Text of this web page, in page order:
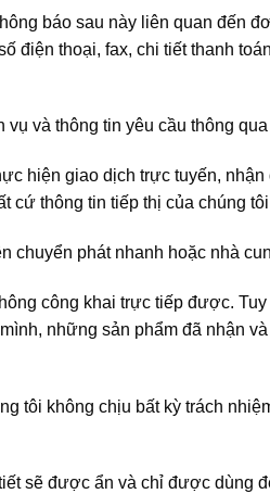
báo sau này liên quan đến
điện thoại, fax, chi tiết thanh
và thông tin yêu cầu thông
hiện giao dịch trực tuyến,
cứ thông tin tiếp thị của chúng
chuyển phát nhanh hoặc nhà
công khai trực tiếp được.
những sản phẩm đã nhận
tôi không chịu bất kỳ trách
sẽ được ẩn và chỉ được dùng